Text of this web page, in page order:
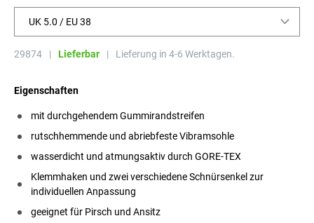
UK 5.0 / EU 38
29874 | Lieferbar | Lieferung in 4-6 Werktagen.
Eigenschaften
mit durchgehendem Gummirandstreifen
rutschhemmende und abriebfeste Vibramsohle
wasserdicht und atmungsaktiv durch GORE-TEX
Klemmhaken und zwei verschiedene Schnürsenkel zur
individuellen Anpassung
geeignet für Pirsch und Ansitz